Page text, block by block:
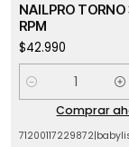
NAILPRO
RPM
$42.990
Cantidad
Comprar
71200117229872|